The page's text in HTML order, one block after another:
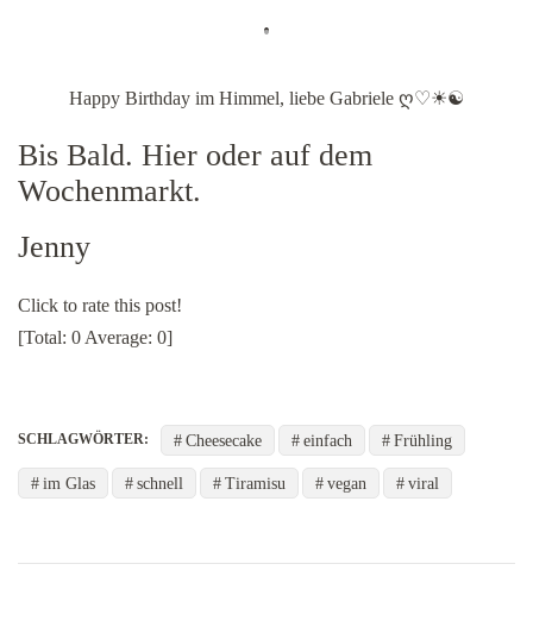
Happy Birthday im Himmel, liebe Gabriele ღ♡☀☯
Bis Bald. Hier oder auf dem
Wochenmarkt.
Jenny
Click to rate this post!
[Total: 0 Average: 0]
SCHLAGWÖRTER: Cheesecake einfach Frühling
im Glas schnell Tiramisu vegan viral